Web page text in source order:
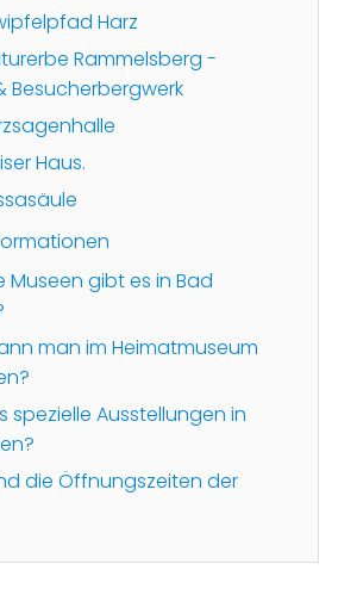
Harz
Rammelsberg -
Besucherbergwerk
Haus.
Museen gibt es in Bad
man im Heimatmuseum
spezielle Ausstellungen in
die Öffnungszeiten der